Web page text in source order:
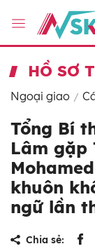
HỒ SƠ
Ngoại giao
Tổng Bí
Lâm gặp
khuôn
ngữ lần
Chia sẻ: